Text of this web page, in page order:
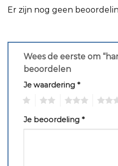
Er zijn nog geen
Wees de eerste om
beoordelen
Je waardering *
Je beoordeling *